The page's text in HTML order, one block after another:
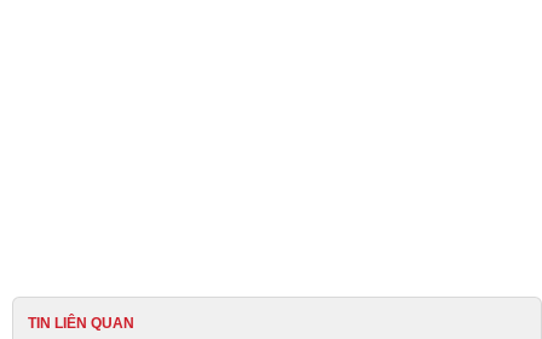
TIN LIÊN QUAN